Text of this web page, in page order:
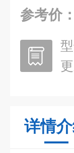
参考价：
详情